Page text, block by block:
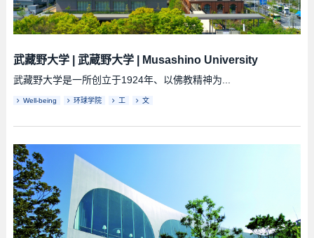
武藏野大学| 武蔵野大学| Musashino University
武藏野大学是一所创立于1924年、以佛教精神为...
Well-being 环球学院 工 文